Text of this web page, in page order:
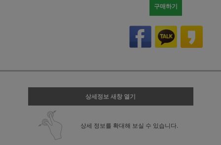
구매하기
상세정보 새창 열기
상세 정보를 확대해 보실 수 있습니다.